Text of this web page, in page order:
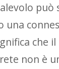
può
una
che
non è